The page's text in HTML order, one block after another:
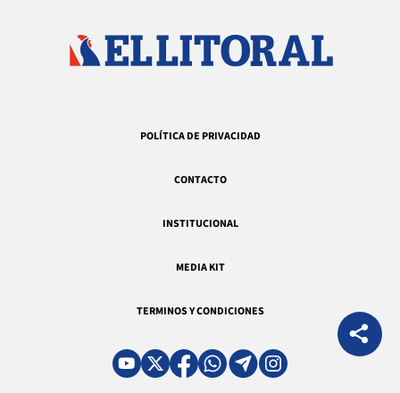
POLÍTICA DE PRIVACIDAD
CONTACTO
INSTITUCIONAL
MEDIA KIT
TERMINOS Y CONDICIONES